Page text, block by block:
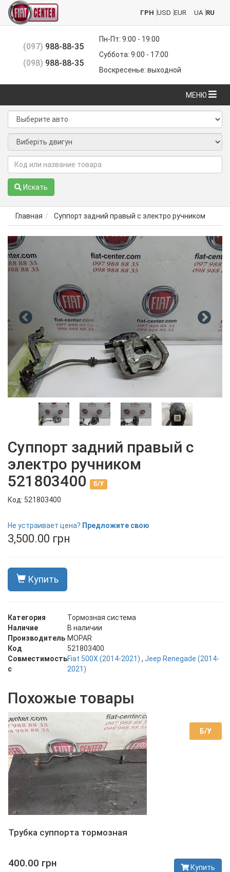
UA RU
ГРН USD EUR
(097) 988-88-35
(098) 988-88-35
Пн-Пт: 9:00 - 19:00
Суббота: 9:00 - 17:00
Воскресенье: выходной
МЕНЮ
Искать
Главная Суппорт задний правый с электро ручником
Суппорт задний правый с
электро ручником
521803400
Б/У
Код: 521803400
Не устраивает цена? Предложите свою
3,500.00 грн
Купить
Категория
Тормозная система
Наличие
В наличии
Производитель MOPAR
Код
521803400
Совместимость
с
Fiat 500X (2014-2021) , Jeep Renegade (2014-
2021)
Похожые товары
Б/У
Трубка суппорта тормозная
400.00 грн Купить